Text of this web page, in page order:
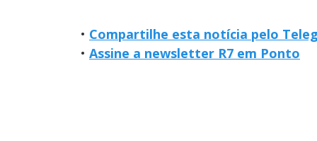
• Compartilhe esta notícia pelo
• Assine a newsletter R7 em Ponto